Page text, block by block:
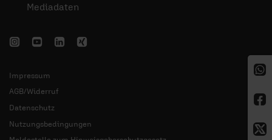
Mediadaten
Impressum
AGB/Widerruf
Datenschutz
Nutzungsbedingungen